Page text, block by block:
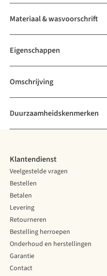
Materiaal & wasvoorschrift
Eigenschappen
Omschrijving
Duurzaamheidskenmerken
Klantendienst
Veelgestelde vragen
Bestellen
Betalen
Levering
Retourneren
Bestelling herroepen
Onderhoud en herstellingen
Garantie
Contact